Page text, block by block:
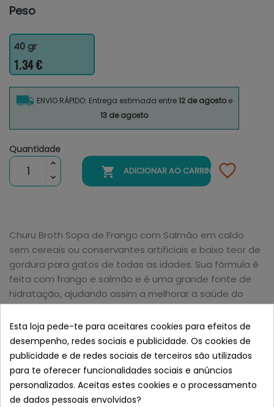
Peso
40 gr
1.34 €
ENVIO RÁPIDO: Entrega estimada entre12 de agostoe
13 de agosto
Quantidade
 ADICIONAR AO CARRINHO
Churu Broth Sopa de Frango com Salmão em caldo
sem cereais ou conservantes artificiais e baixo teor de
gordura para gatos de todas as idades. Sua fórmula é
feita com frango e salmão e é uma grande fonte de
hidratação, ajudando assim a melhorar a saúde do
trato urinário do gato. Além disso, melhora a saúde
digestiva, pois é fácil de digerir e fortalece o sistema
imunológico graças à vitamina E, minerais e
antioxidantes que possui. Finalmente, também ajuda a
melhorar a saúde da pele e do pelo de seu felino.
Semelhante a Churu Cat Broth
Sopa de Pollo y Vieira
Esta loja pede-te para aceitares cookies para efeitos de
desempenho, redes sociais e publicidade. Os cookies de
publicidade e de redes sociais de terceiros são utilizados
para te oferecer funcionalidades sociais e anúncios
personalizados. Aceitas estes cookies e o processamento
de dados pessoais envolvidos?